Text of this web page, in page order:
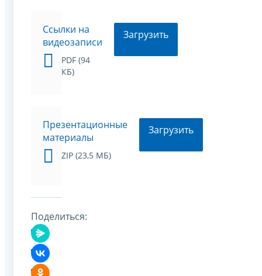
Ссылки на
видеозаписи
PDF (94
КБ)
Загрузить
Презентационные
материалы
ZIP (23,5 МБ)
Загрузить
Поделиться: